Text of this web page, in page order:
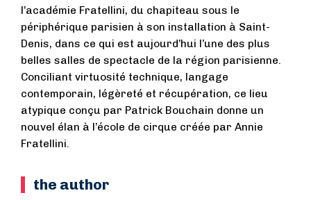
l’académie Fratellini, du chapiteau sous le
périphérique parisien à son installation à Saint-
Denis, dans ce qui est aujourd’hui l’une des plus
belles salles de spectacle de la région parisienne.
Conciliant virtuosité technique, langage
contemporain, légèreté et récupération, ce lieu
atypique conçu par Patrick Bouchain donne un
nouvel élan à l’école de cirque créée par Annie
Fratellini.
the author